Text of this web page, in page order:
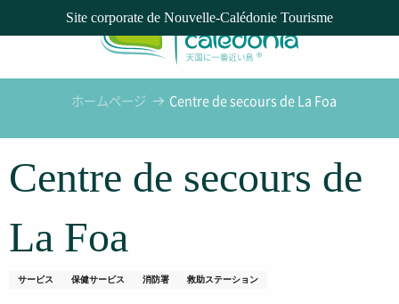
Site corporate de Nouvelle-Calédonie Tourisme
ホームページ Centre de secours de La Foa
Centre de secours de
La Foa
サービス 保健サービス 消防署 救助ステーション